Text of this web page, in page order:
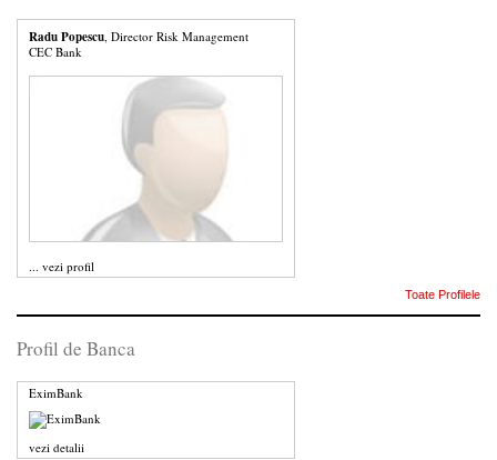
Radu Popescu , Director Risk Management
CEC Bank
... vezi profil
Toate Profilele
Profil de Banca
EximBank
vezi detalii